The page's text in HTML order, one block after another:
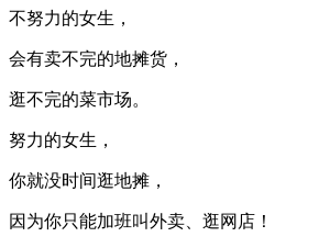
不努力的女生，
会有卖不完的地摊货，
逛不完的菜市场。
努力的女生，
你就没时间逛地摊，
因为你只能加班叫外卖、逛网店！